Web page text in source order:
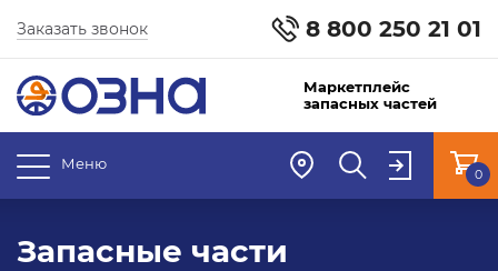
8 800 250 21 01
Заказать звонок
Маркетплейс
запасных частей
Меню
0
Запасные части